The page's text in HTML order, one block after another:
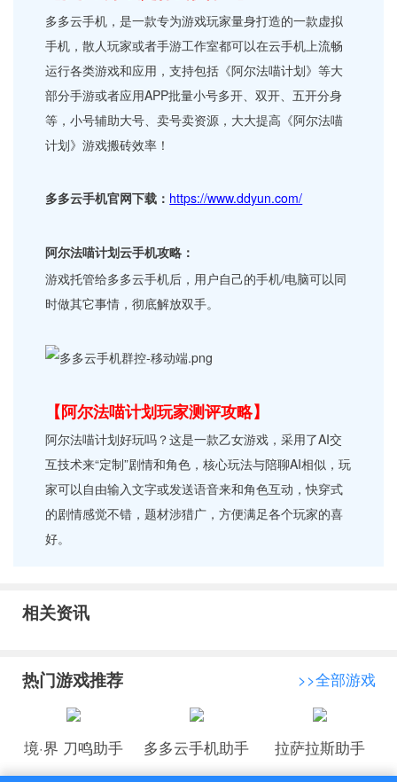
多多云手机，是一款专为游戏玩家量身打造的一款虚拟
手机，散人玩家或者手游工作室都可以在云手机上流畅
运行各类游戏和应用，支持包括《阿尔法喵计划》等大
部分手游或者应用APP批量小号多开、双开、五开分身
等，小号辅助大号、卖号卖资源，大大提高《阿尔法喵
计划》游戏搬砖效率！
多多云手机官网下载： https://www.ddyun.com/
阿尔法喵计划云手机攻略：
游戏托管给多多云手机后，用户自己的手机/电脑可以同
时做其它事情，彻底解放双手。
【阿尔法喵计划玩家测评攻略】
阿尔法喵计划好玩吗？这是一款乙女游戏，采用了AI交
互技术来“定制”剧情和角色，核心玩法与陪聊AI相似，玩
家可以自由输入文字或发送语音来和角色互动，快穿式
的剧情感觉不错，题材涉猎广，方便满足各个玩家的喜
好。
相关资讯
热门游戏推荐 >>全部游戏
境·界 刀鸣助手 多多云手机助手 拉萨拉斯助手